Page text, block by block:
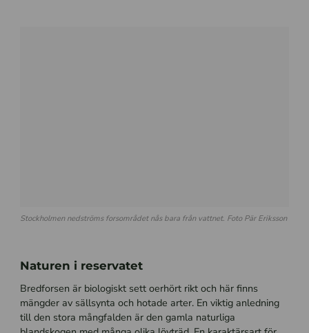
Stockholmen nedströms forsområdet nås bara från vattnet. Foto Pär Eriksson
Naturen i reservatet
Bredforsen är biologiskt sett oerhört rikt och här finns
mängder av sällsynta och hotade arter. En viktig anledning
till den stora mångfalden är den gamla naturliga